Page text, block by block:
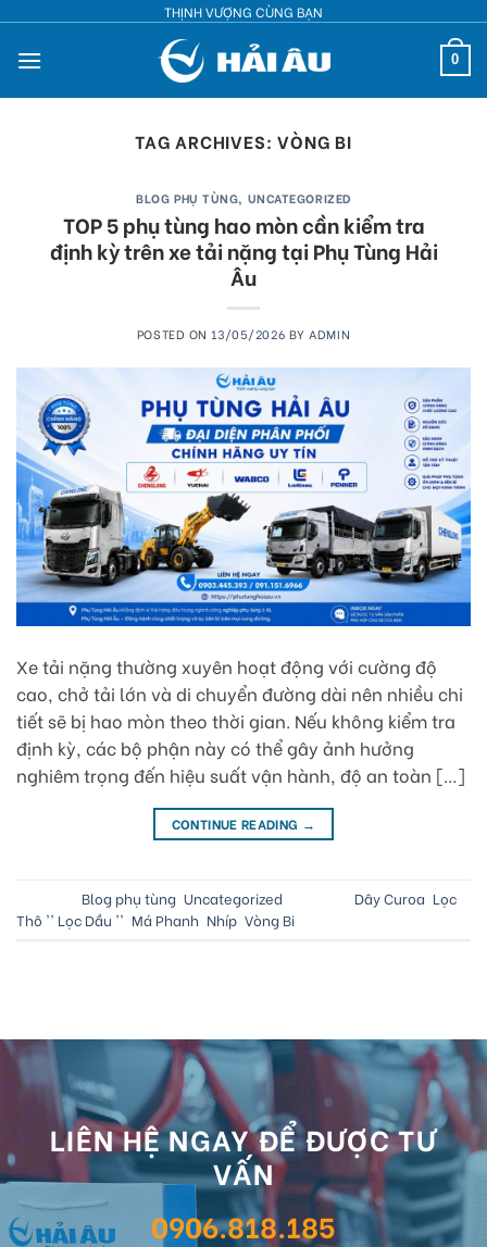
content
THỊNH VƯỢNG CÙNG BẠN
0
TAG ARCHIVES:VÒNG BI
BLOG PHỤ TÙNG, UNCATEGORIZED
TOP 5 phụ tùng hao mòn cần kiểm tra
định kỳ trên xe tải nặng tại Phụ Tùng Hải
Âu
POSTED ON 13/05/2026 BY ADMIN
Xe tải nặng thường xuyên hoạt động với cường độ
cao, chở tải lớn và di chuyển đường dài nên nhiều chi
tiết sẽ bị hao mòn theo thời gian. Nếu không kiểm tra
định kỳ, các bộ phận này có thể gây ảnh hưởng
nghiêm trọng đến hiệu suất vận hành, độ an toàn […]
CONTINUE READING →
Blog phụ tùng Uncategorized Dây Curoa Lọc
Thô '' Lọc Dầu '' Má Phanh Nhíp Vòng Bi
LIÊN HỆ NGAY ĐỂ ĐƯỢC TƯ
VẤN
0906.818.185